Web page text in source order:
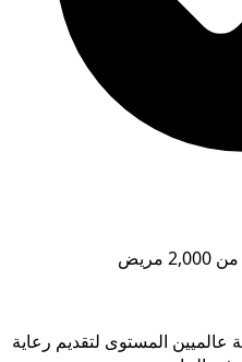
المستوى لتقديم رعاية